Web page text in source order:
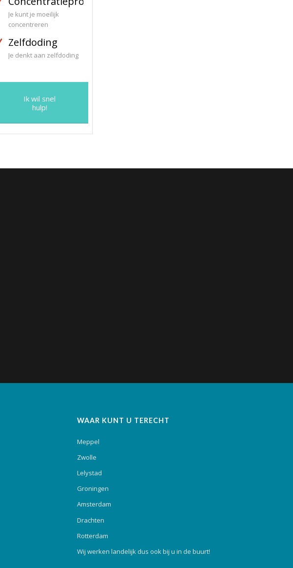
Je kunt je moeilijk
concentreren
Zelfdoding
Je denkt aan zelfdoding
Ik wil snel
hulp!
WAAR KUNT U TERECHT
Meppel
Zwolle
Lelystad
Groningen
Amsterdam
Drachten
Rotterdam
Wij werken landelijk dus ook bij u in de buurt!